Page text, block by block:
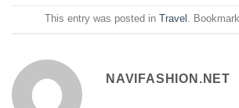
This entry was posted in Travel .
NAVIFASHION.NET